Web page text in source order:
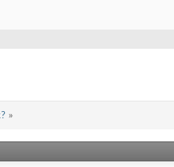
»